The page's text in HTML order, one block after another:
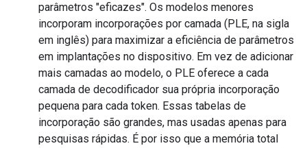
parâmetros "eficazes". Os modelos menores
incorporam incorporações por camada (PLE, na sigla
em inglês) para maximizar a eficiência de parâmetros
em implantações no dispositivo. Em vez de adicionar
mais camadas ao modelo, o PLE oferece a cada
camada de decodificador sua própria incorporação
pequena para cada token. Essas tabelas de
incorporação são grandes, mas usadas apenas para
pesquisas rápidas. É por isso que a memória total